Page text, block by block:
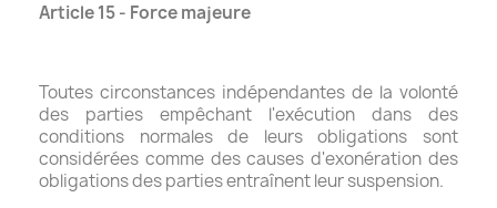
Article 15 - Force majeure
Toutes circonstances indépendantes de la volonté
des parties empêchant l'exécution dans des
conditions normales de leurs obligations sont
considérées comme des causes d'exonération des
obligations des parties entraînent leur suspension.